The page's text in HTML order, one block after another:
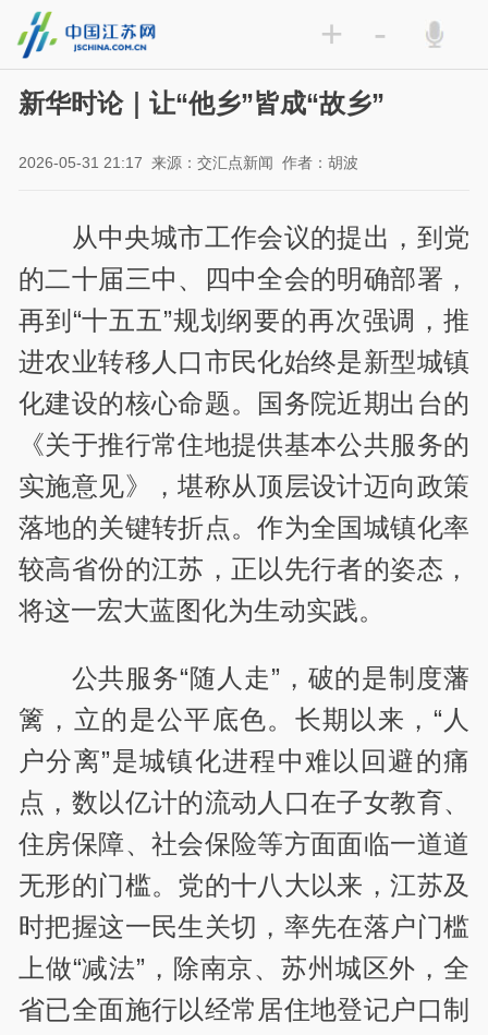
+ -
新华时论｜让“他乡”皆成“故乡”
2026-05-31 21:17 来源：交汇点新闻 作者：胡波
从中央城市工作会议的提出，到党
的二十届三中、四中全会的明确部署，
再到“十五五”规划纲要的再次强调，推
进农业转移人口市民化始终是新型城镇
化建设的核心命题。国务院近期出台的
《关于推行常住地提供基本公共服务的
实施意见》，堪称从顶层设计迈向政策
落地的关键转折点。作为全国城镇化率
较高省份的江苏，正以先行者的姿态，
将这一宏大蓝图化为生动实践。
公共服务“随人走”，破的是制度藩
篱，立的是公平底色。长期以来，“人
户分离”是城镇化进程中难以回避的痛
点，数以亿计的流动人口在子女教育、
住房保障、社会保险等方面面临一道道
无形的门槛。党的十八大以来，江苏及
时把握这一民生关切，率先在落户门槛
上做“减法”，除南京、苏州城区外，全
省已全面施行以经常居住地登记户口制